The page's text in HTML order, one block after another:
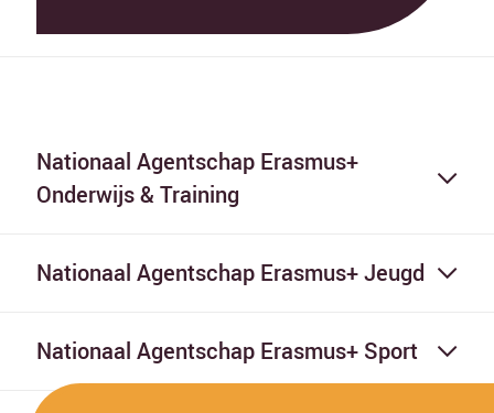
Nationaal Agentschap Erasmus+
Onderwijs & Training
Nationaal Agentschap Erasmus+ Jeugd
Nationaal Agentschap Erasmus+ Sport